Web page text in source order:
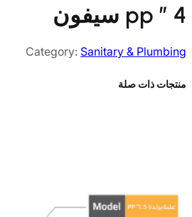
pp ” 4 سيفون
Category: Sanitary & Plumbing
منتجات ذات صلة